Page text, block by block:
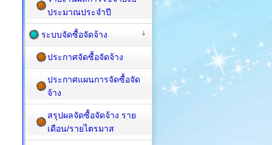
ประมาณประจำปี
ระบบจัดซื้อจัดจ้าง
ประกาศจัดซื้อจัดจ้าง
ประกาศแผนการจัดซื้อจัด
จ้าง
สรุปผลจัดซื้อจัดจ้าง ราย
เดือน/รายไตรมาส